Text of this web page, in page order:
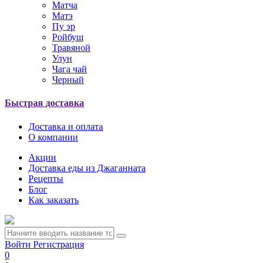
Матча
Матэ
Пу эр
Ройбуш
Травяной
Улун
Чага чай
Черный
Быстрая доставка
Доставка и оплата
О компании
Акции
Доставка еды из Джаганната
Рецепты
Блог
Как заказать
Войти Регистрация
0